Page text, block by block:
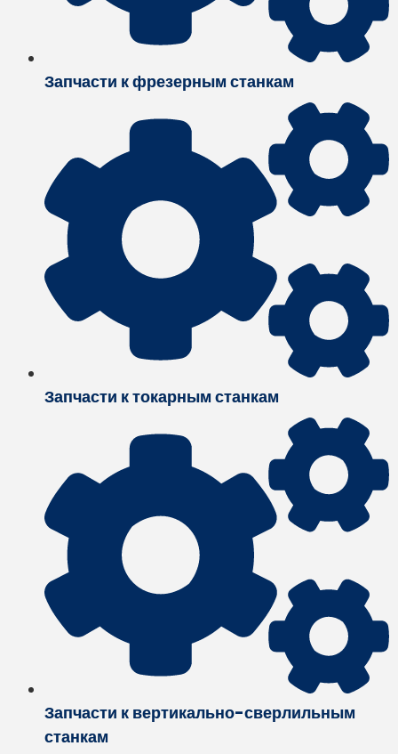
Запчасти к фрезерным станкам
Запчасти к токарным станкам
Запчасти к вертикально-сверлильным
станкам